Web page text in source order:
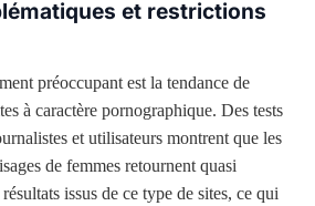
et restrictions
préoccupant est la tendance de
à caractère pornographique. Des tests
et utilisateurs montrent que les
de femmes retournent quasi
issus de ce type de sites, ce qui